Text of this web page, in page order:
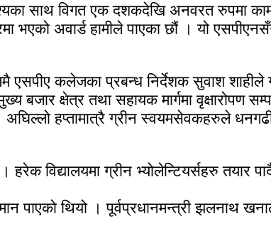
साथ विगत एक दशकदेखि अनवरत रुपमा
भएको अवार्ड हामीले पाएका छौं । यो
एसपीए कलेजका प्रबन्ध निर्देशक सुवाश
बजार क्षेत्र तथा सहायक मार्गमा वृक्षारोपण
हप्तामात्रै ग्रीन स्वयमसेवकहरुले
विद्यालयमा ग्रीन भ्योलेन्टियर्सहरु तयार
पाएको थियो । पूर्वप्रधानमन्त्री झलनाथ